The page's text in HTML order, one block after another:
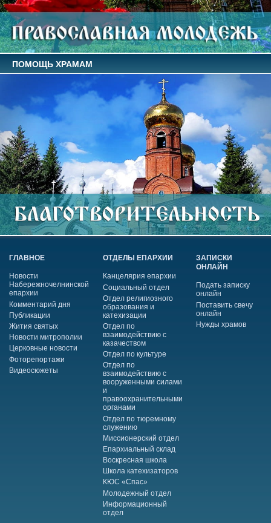
ПОМОЩЬ ХРАМАМ
ГЛАВНОЕ
Новости
Набережночелнинской
епархии
Комментарий дня
Публикации
Жития святых
Новости митрополии
Церковные новости
Фоторепортажи
Видеосюжеты
ОТДЕЛЫ ЕПАРХИИ
Канцелярия епархии
Социальный отдел
Отдел религиозного
образования и
катехизации
Отдел по
взаимодействию с
казачеством
Отдел по культуре
Отдел по
взаимодействию с
вооруженными силами
и
правоохранительными
органами
Отдел по тюремному
служению
Миссионерский отдел
Епархиальный склад
Воскресная школа
Школа катехизаторов
КЮС «Спас»
Молодежный отдел
Информационный
отдел
ЗАПИСКИ
ОНЛАЙН
Подать записку
онлайн
Поставить свечу
онлайн
Нужды храмов